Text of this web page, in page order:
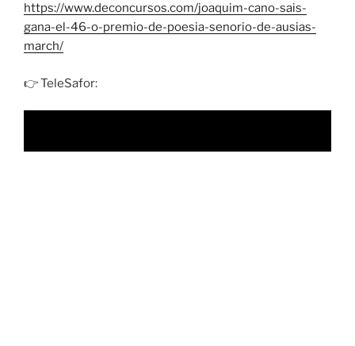
https://www.deconcursos.com/joaquim-cano-sais-
gana-el-46-o-premio-de-poesia-senorio-de-ausias-
march/
👉 TeleSafor: